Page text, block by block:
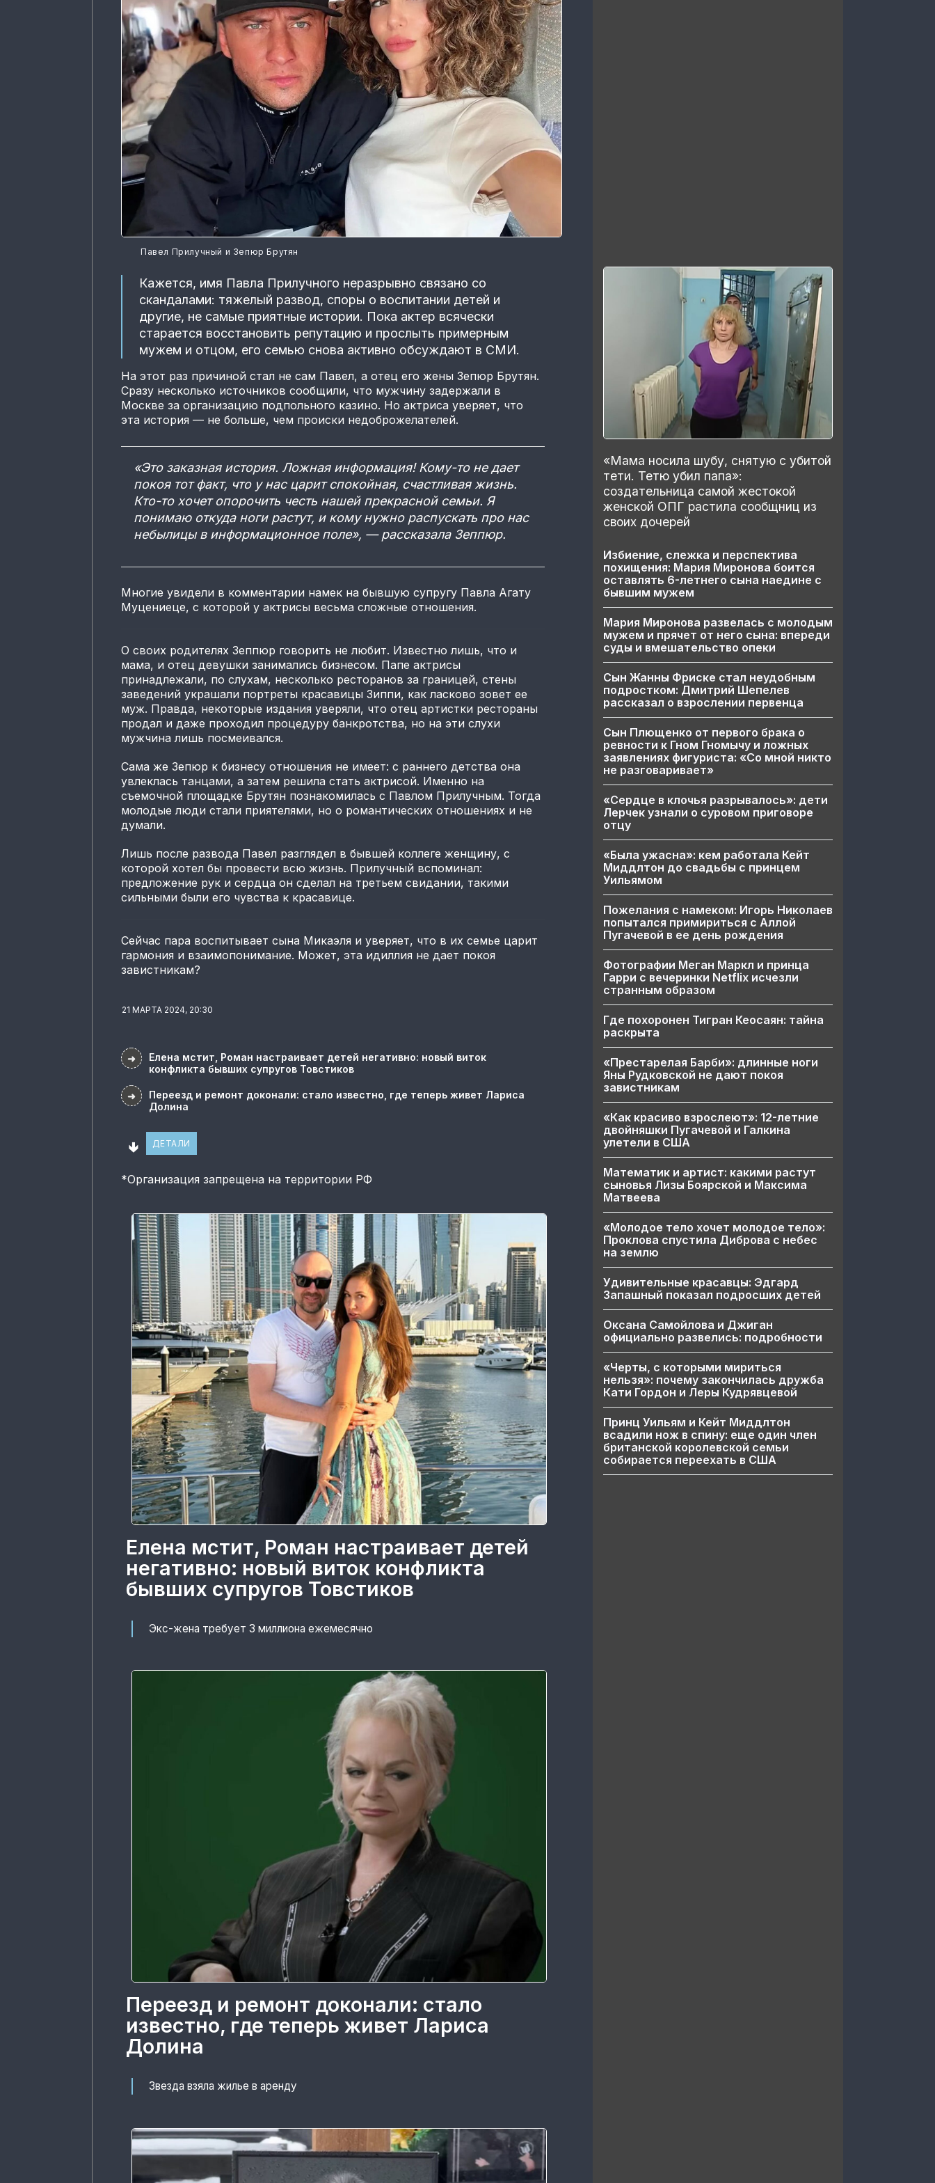
Павел Прилучный и Зепюр Брутян
Кажется, имя Павла Прилучного неразрывно связано со
скандалами: тяжелый развод, споры о воспитании детей и
другие, не самые приятные истории. Пока актер всячески
старается восстановить репутацию и прослыть примерным
мужем и отцом, его семью снова активно обсуждают в СМИ.
На этот раз причиной стал не сам Павел, а отец его жены Зепюр Брутян.
Сразу несколько источников сообщили, что мужчину задержали в
Москве за организацию подпольного казино. Но актриса уверяет, что
эта история — не больше, чем происки недоброжелателей.
«Это заказная история. Ложная информация! Кому-то не дает
покоя тот факт, что у нас царит спокойная, счастливая жизнь.
Кто-то хочет опорочить честь нашей прекрасной семьи. Я
понимаю откуда ноги растут, и кому нужно распускать про нас
небылицы в информационное поле», — рассказала Зеппюр.
Многие увидели в комментарии намек на бывшую супругу Павла Агату
Муцениеце, с которой у актрисы весьма сложные отношения.
О своих родителях Зеппюр говорить не любит. Известно лишь, что и
мама, и отец девушки занимались бизнесом. Папе актрисы
принадлежали, по слухам, несколько ресторанов за границей, стены
заведений украшали портреты красавицы Зиппи, как ласково зовет ее
муж. Правда, некоторые издания уверяли, что отец артистки рестораны
продал и даже проходил процедуру банкротства, но на эти слухи
мужчина лишь посмеивался.
Сама же Зепюр к бизнесу отношения не имеет: с раннего детства она
увлеклась танцами, а затем решила стать актрисой. Именно на
съемочной площадке Брутян познакомилась с Павлом Прилучным. Тогда
молодые люди стали приятелями, но о романтических отношениях и не
думали.
Лишь после развода Павел разглядел в бывшей коллеге женщину, с
которой хотел бы провести всю жизнь. Прилучный вспоминал:
предложение рук и сердца он сделал на третьем свидании, такими
сильными были его чувства к красавице.
Сейчас пара воспитывает сына Микаэля и уверяет, что в их семье царит
гармония и взаимопонимание. Может, эта идиллия не дает покоя
завистникам?
21 МАРТА 2024, 20:30
➜
Елена мстит, Роман настраивает детей негативно: новый виток
конфликта бывших супругов Товстиков
➜
Переезд и ремонт доконали: стало известно, где теперь живет Лариса
Долина
🢃 ДЕТАЛИ
*Организация запрещена на территории РФ
Елена мстит, Роман настраивает детей
негативно: новый виток конфликта
бывших супругов Товстиков
Экс-жена требует 3 миллиона ежемесячно
Переезд и ремонт доконали: стало
известно, где теперь живет Лариса
Долина
Звезда взяла жилье в аренду
«Мама носила шубу, снятую с убитой
тети. Тетю убил папа»:
создательница самой жестокой
женской ОПГ растила сообщниц из
своих дочерей
Избиение, слежка и перспектива
похищения: Мария Миронова боится
оставлять 6-летнего сына наедине с
бывшим мужем
Мария Миронова развелась с молодым
мужем и прячет от него сына: впереди
суды и вмешательство опеки
Сын Жанны Фриске стал неудобным
подростком: Дмитрий Шепелев
рассказал о взрослении первенца
Сын Плющенко от первого брака о
ревности к Гном Гномычу и ложных
заявлениях фигуриста: «Со мной никто
не разговаривает»
«Сердце в клочья разрывалось»: дети
Лерчек узнали о суровом приговоре
отцу
«Была ужасна»: кем работала Кейт
Миддлтон до свадьбы с принцем
Уильямом
Пожелания с намеком: Игорь Николаев
попытался примириться с Аллой
Пугачевой в ее день рождения
Фотографии Меган Маркл и принца
Гарри с вечеринки Netflix исчезли
странным образом
Где похоронен Тигран Кеосаян: тайна
раскрыта
«Престарелая Барби»: длинные ноги
Яны Рудковской не дают покоя
завистникам
«Как красиво взрослеют»: 12-летние
двойняшки Пугачевой и Галкина
улетели в США
Математик и артист: какими растут
сыновья Лизы Боярской и Максима
Матвеева
«Молодое тело хочет молодое тело»:
Проклова спустила Диброва с небес
на землю
Удивительные красавцы: Эдгард
Запашный показал подросших детей
Оксана Самойлова и Джиган
официально развелись: подробности
«Черты, с которыми мириться
нельзя»: почему закончилась дружба
Кати Гордон и Леры Кудрявцевой
Принц Уильям и Кейт Миддлтон
всадили нож в спину: еще один член
британской королевской семьи
собирается переехать в США